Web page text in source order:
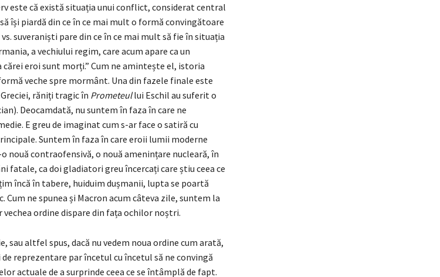
este că există situația unui conflict, considerat central
își piardă din ce în ce mai mult o formă convingătoare
suveraniști pare din ce în ce mai mult să fie în situația
a vechiului regim, care acum apare ca un
cărei eroi sunt morți.” Cum ne amintește el, istoria
veche spre mormânt. Una din fazele finale este
răniți tragic în Prometeullui Eschil au suferit o
Deocamdată, nu suntem în faza în care ne
E greu de imaginat cum s-ar face o satiră cu
Suntem în faza în care eroii lumii moderne
nouă contraofensivă, o nouă amenințare nucleară, în
fatale, ca doi gladiatori greu încercați care știu ceea ce
încă în tabere, huiduim dușmanii, lupta se poartă
Cum ne spunea și Macron acum câteva zile, suntem la
ordine dispare din fața ochilor noștri.
sau altfel spus, dacă nu vedem noua ordine cum arată,
reprezentare par încetul cu încetul să ne convingă
actuale de a surprinde ceea ce se întâmplă de fapt.